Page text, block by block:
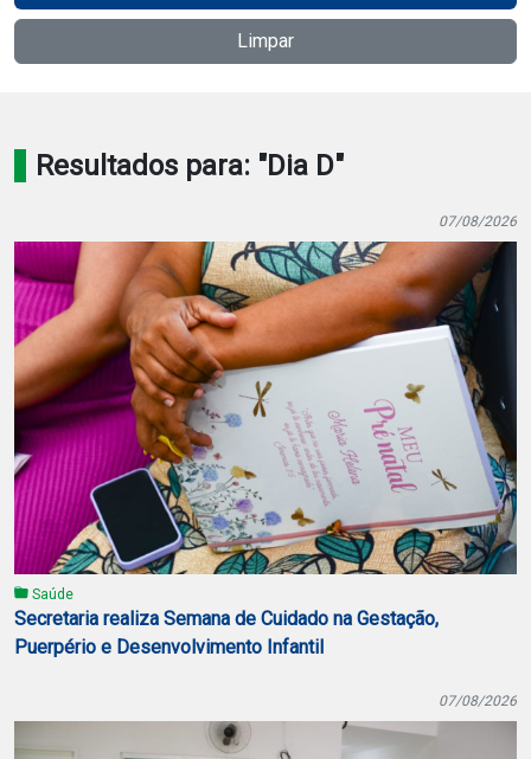
Notícias
Limpar
Resultados para: "Dia D"
07/08/2026
Saúde
Secretaria realiza Semana de Cuidado na Gestação,
Puerpério e Desenvolvimento Infantil
07/08/2026